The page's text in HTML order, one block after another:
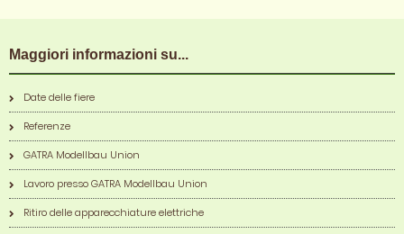
Maggiori informazioni su...
Date delle fiere
Referenze
GATRA Modellbau Union
Lavoro presso GATRA Modellbau Union
Ritiro delle apparecchiature elettriche